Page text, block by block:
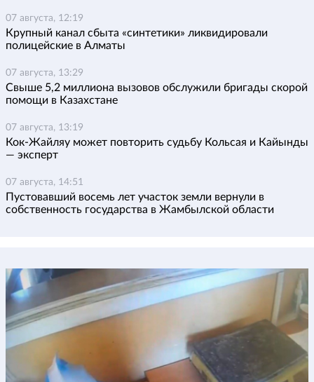
07 августа, 12:19
Крупный канал сбыта «синтетики» ликвидировали
полицейские в Алматы
07 августа, 13:29
Свыше 5,2 миллиона вызовов обслужили бригады скорой
помощи в Казахстане
07 августа, 13:19
Кок-Жайляу может повторить судьбу Кольсая и Кайынды
— эксперт
07 августа, 14:51
Пустовавший восемь лет участок земли вернули в
собственность государства в Жамбылской области